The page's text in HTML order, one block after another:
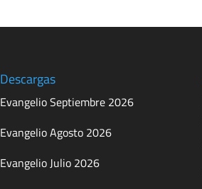
Descargas
Evangelio Septiembre 2026
Evangelio Agosto 2026
Evangelio Julio 2026